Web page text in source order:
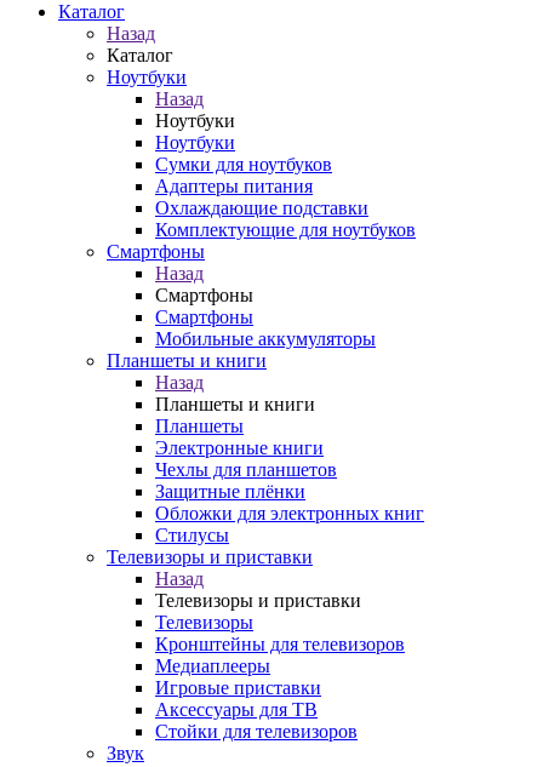
Каталог
Назад
Каталог
Ноутбуки
Назад
Ноутбуки
Ноутбуки
Сумки для ноутбуков
Адаптеры питания
Охлаждающие подставки
Комплектующие для ноутбуков
Смартфоны
Назад
Смартфоны
Смартфоны
Мобильные аккумуляторы
Планшеты и книги
Назад
Планшеты и книги
Планшеты
Электронные книги
Чехлы для планшетов
Защитные плёнки
Обложки для электронных книг
Стилусы
Телевизоры и приставки
Назад
Телевизоры и приставки
Телевизоры
Кронштейны для телевизоров
Медиаплееры
Игровые приставки
Аксессуары для ТВ
Стойки для телевизоров
Звук